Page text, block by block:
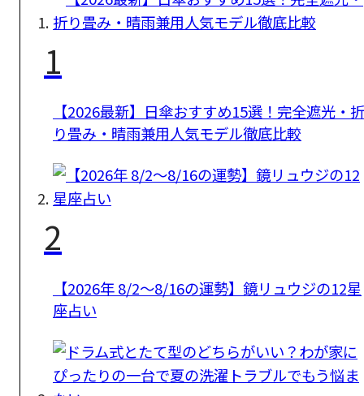
1
【2026最新】日傘おすすめ15選！完全遮光・折
り畳み・晴雨兼用人気モデル徹底比較
2
【2026年 8/2〜8/16の運勢】鏡リュウジの12星
座占い